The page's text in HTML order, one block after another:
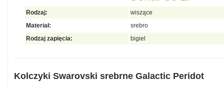
Rodzaj:
wiszące
Materiał:
srebro
Rodzaj zapięcia:
bigiel
Kolczyki Swarovski srebrne Galactic Peridot